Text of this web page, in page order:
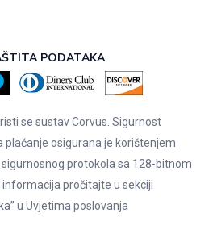
PODATAKA
se sustav Corvus. Sigurnost
osigurana je korištenjem
protokola sa 128-bitnom
pročitajte u sekciji
u Uvjetima poslovanja